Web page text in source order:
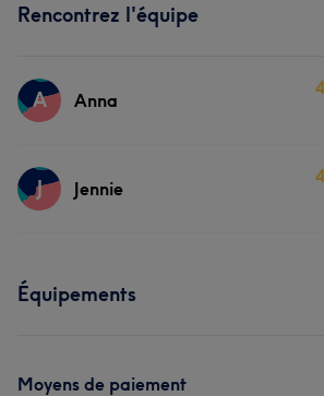
Rencontrez l'équipe
A Anna
Prestations
J Jennie
L'avis de nos clients sur Jennie
Équipements
Moyens de paiement